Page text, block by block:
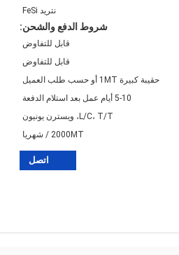
نتريد FeSi
شروط الدفع والشحن:
قابل للتفاوض
قابل للتفاوض
حقيبة كبيرة 1MT أو حسب طلب العميل
5-10 أيام عمل بعد استلام الدفعة
L/C، T/T، ويسترن يونيون
2000MT / شهريا
اتصل